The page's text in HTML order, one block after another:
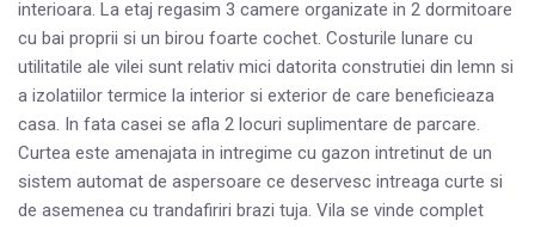
interioara. La etaj regasim 3 camere organizate in 2 dormitoare
cu bai proprii si un birou foarte cochet. Costurile lunare cu
utilitatile ale vilei sunt relativ mici datorita construtiei din lemn si
a izolatiilor termice la interior si exterior de care beneficieaza
casa. In fata casei se afla 2 locuri suplimentare de parcare.
Curtea este amenajata in intregime cu gazon intretinut de un
sistem automat de aspersoare ce deservesc intreaga curte si
de asemenea cu trandafiriri brazi tuja. Vila se vinde complet